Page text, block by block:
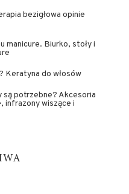
bezigłowa opinie
manicure. Biurko, stoły i
Keratyna do włosów
potrzebne? Akcesoria
infrazony wiszące i